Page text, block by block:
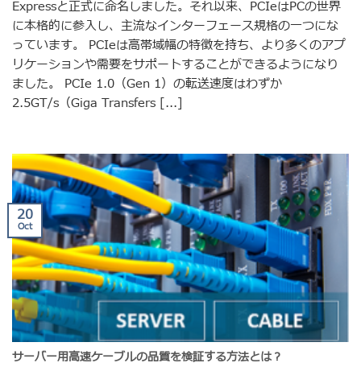
Expressと正式に命名しました。それ以来、PCIeはPCの世界
に本格的に参入し、主流なインターフェース規格の一つにな
っています。 PCIeは高帯域幅の特徴を持ち、より多くのアプ
リケーションや需要をサポートすることができるようになり
ました。 PCIe 1.0（Gen 1）の転送速度はわずか
2.5GT/s（Giga Transfers [...]
サーバー用高速ケーブルの品質を検証する方法とは？
20
Oct